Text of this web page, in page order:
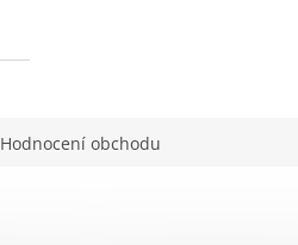
Hodnocení obchodu